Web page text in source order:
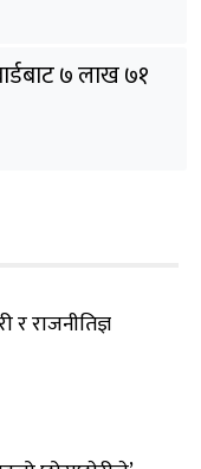
७ लाख ७१
राजनीतिज्ञ